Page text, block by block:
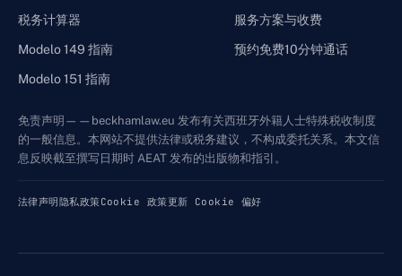
税务计算器
Modelo 149 指南
Modelo 151 指南
服务方案与收费
预约免费10分钟通话
免责声明——beckhamlaw.eu 发布有关西班牙外籍人士特殊税收制度
的一般信息。本网站不提供法律或税务建议，不构成委托关系。本文信
息反映截至撰写日期时 AEAT 发布的出版物和指引。
法律声明隐私政策Cookie 政策更新 Cookie 偏好